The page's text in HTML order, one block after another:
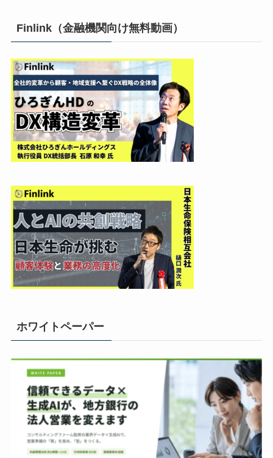
Finlink（金融機関向け無料動画）
ホワイトペーパー